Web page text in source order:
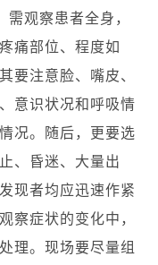
观察患者全身，
痛部位、程度如
要注意脸、嘴皮、
意识状况和呼吸情
况。随后，更要选
、昏迷、大量出
现者均应迅速作紧
察症状的变化中，
理。现场要尽量组